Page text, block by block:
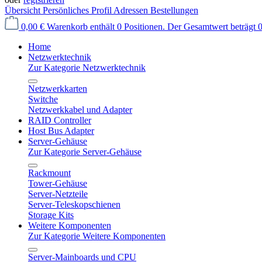
Übersicht Persönliches Profil Adressen Bestellungen
0,00 € Warenkorb enthält 0 Positionen. Der Gesamtwert beträgt
Home
Netzwerktechnik
Zur Kategorie Netzwerktechnik
Netzwerkkarten
Switche
Netzwerkkabel und Adapter
RAID Controller
Host Bus Adapter
Server-Gehäuse
Zur Kategorie Server-Gehäuse
Rackmount
Tower-Gehäuse
Server-Netzteile
Server-Teleskopschienen
Storage Kits
Weitere Komponenten
Zur Kategorie Weitere Komponenten
Server-Mainboards und CPU